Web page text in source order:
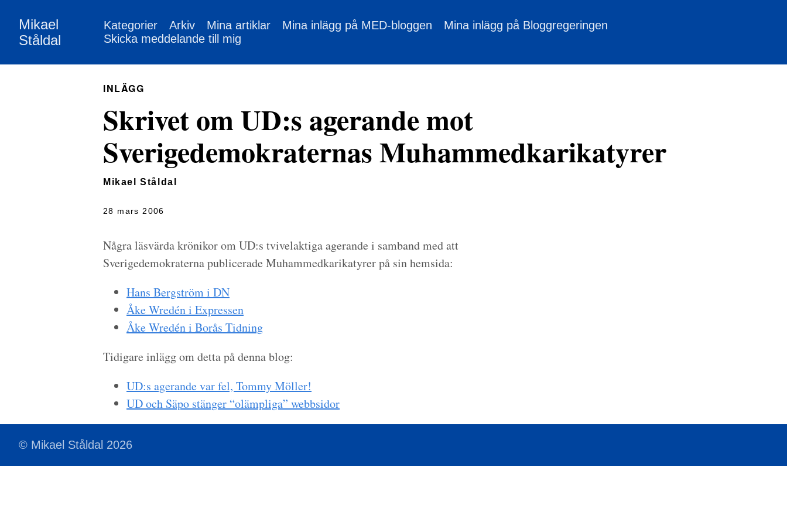
Mikael
Ståldal
Kategorier Arkiv Mina artiklar Mina inlägg på MED-bloggen
Mina inlägg på Bloggregeringen
Skicka meddelande till mig
INLÄGG
Skrivet om UD:s agerande mot
Sverigedemokraternas Muhammedkarikatyrer
Mikael Ståldal
28 mars 2006
Några läsvärda krönikor om UD:s tvivelaktiga agerande i samband med att
Sverigedemokraterna publicerade Muhammedkarikatyrer på sin hemsida:
Hans Bergström i DN
Åke Wredén i Expressen
Åke Wredén i Borås Tidning
Tidigare inlägg om detta på denna blog:
UD:s agerande var fel, Tommy Möller!
UD och Säpo stänger “olämpliga” webbsidor
© Mikael Ståldal 2026